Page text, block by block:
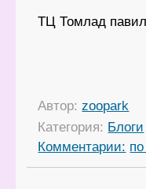
ТЦ Томлад
Автор:zoopark
Категория: Блоги
Комментарии: